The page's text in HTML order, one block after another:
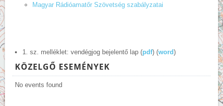
Magyar Rádióamatőr Szövetség szabályzatai
1. sz. melléklet: vendégjog bejelentő lap (pdf) (word)
KÖZELGŐ ESEMÉNYEK
No events found